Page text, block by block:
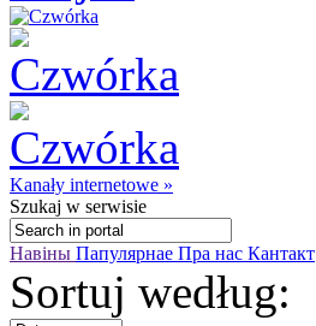
Kanały internetowe »
Szukaj w serwisie
Навіны Папулярнае Пра нас Кантакт
Sortuj według: